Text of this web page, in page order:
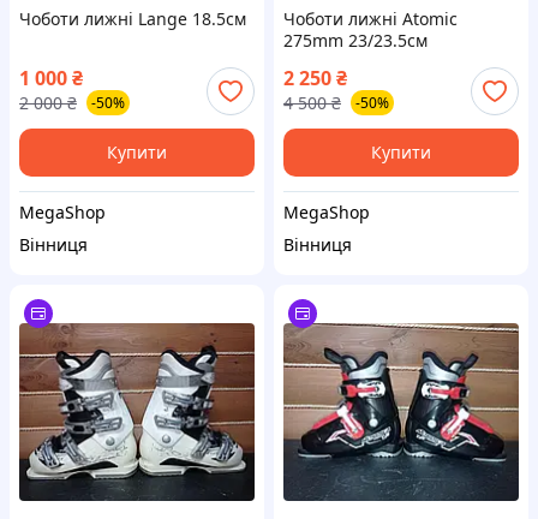
Чоботи лижні Lange 18.5см
1 000₴
2 000 ₴ -50%
Купити
MegaShop
Вінниця
Чоботи лижні Atomic
275mm 23/23.5см
2 250₴
4 500 ₴ -50%
Купити
MegaShop
Вінниця